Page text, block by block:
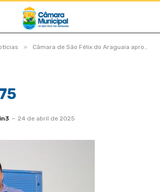
» Câmara de São Félix do Araguaia aprova projetos estratégicos em dois turnos durante Sessão Ordinária e Extraordinária
24 de abril de 2025